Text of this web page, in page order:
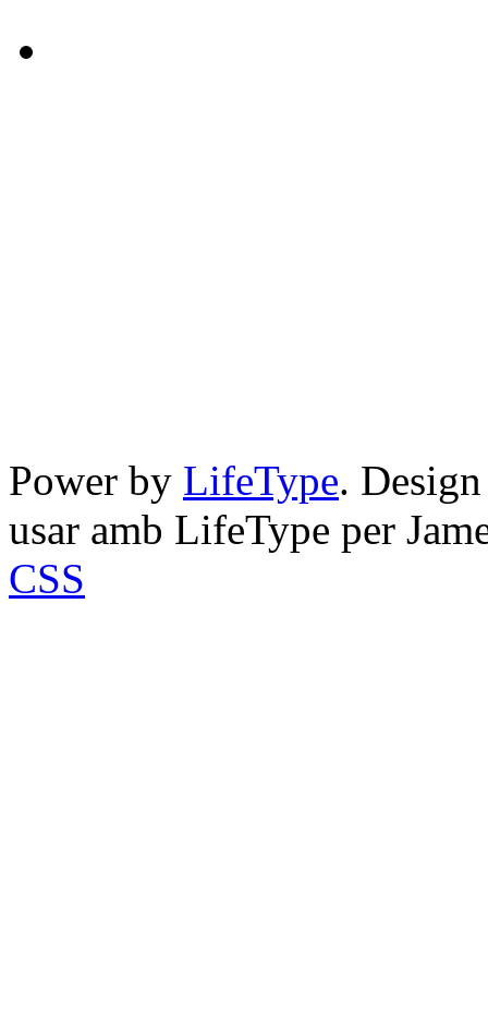
Power by LifeType.
usar amb LifeType per
CSS